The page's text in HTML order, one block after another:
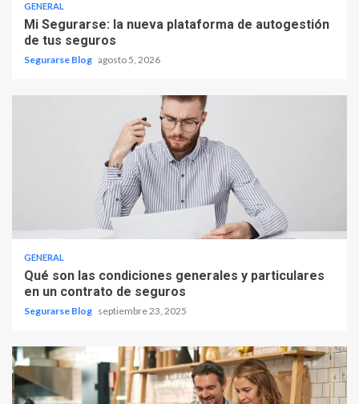
GENERAL
Mi Segurarse: la nueva plataforma de autogestión
de tus seguros
Segurarse Blog agosto 5, 2026
GENERAL
Qué son las condiciones generales y particulares
en un contrato de seguros
Segurarse Blog septiembre 23, 2025